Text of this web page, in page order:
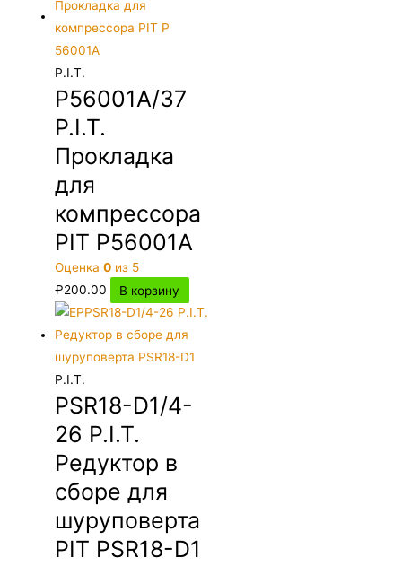
P.I.T.
P56001A/37
P.I.T.
Прокладка
для
компрессора
PIT P56001A
Оценка0 из 5
₽200.00 В корзину
P.I.T.
PSR18-D1/4-
26 P.I.T.
Редуктор в
сборе для
шуруповерта
PIT PSR18-D1